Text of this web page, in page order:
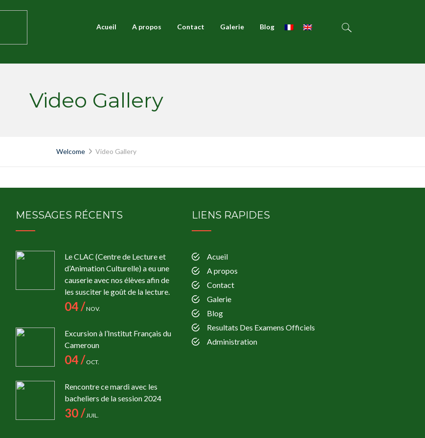
Acueil A propos Contact Galerie Blog
Video Gallery
Welcome Video Gallery
MESSAGES RÉCENTS
Le CLAC (Centre de Lecture et
d’Animation Culturelle) a eu une
causerie avec nos élèves afin de
les susciter le goût de la lecture.
04 /NOV.
Excursion à l’Institut Français du
Cameroun
04 / OCT.
Rencontre ce mardi avec les
bacheliers de la session 2024
30 /JUIL.
LIENS RAPIDES
Acueil
A propos
Contact
Galerie
Blog
Resultats Des Examens Officiels
Administration